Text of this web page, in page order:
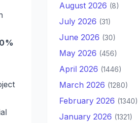
%
August 2026 (8)
July 2026 (31)
June 2026 (30)
May 2026 (456)
April 2026 (1446)
March 2026 (1280)
February 2026 (1340)
January 2026 (1321)